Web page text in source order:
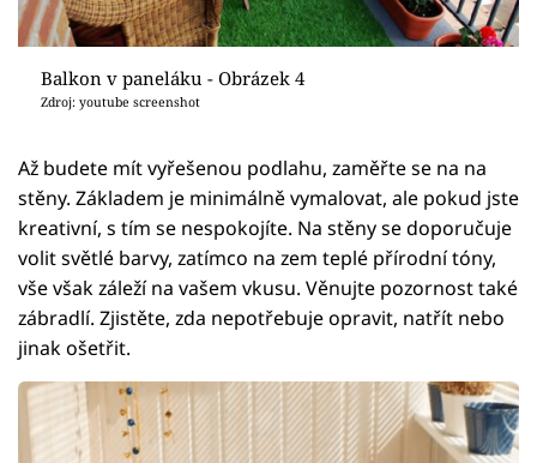
Balkon v paneláku - Obrázek 4
Zdroj: youtube screenshot
Až budete mít vyřešenou podlahu, zaměřte se na na
stěny. Základem je minimálně vymalovat, ale pokud jste
kreativní, s tím se nespokojíte. Na stěny se doporučuje
volit světlé barvy, zatímco na zem teplé přírodní tóny,
vše však záleží na vašem vkusu. Věnujte pozornost také
zábradlí. Zjistěte, zda nepotřebuje opravit, natřít nebo
jinak ošetřit.